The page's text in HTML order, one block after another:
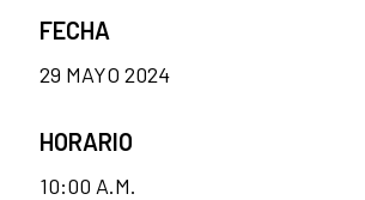
FECHA
29 MAYO 2024
HORARIO
10:00 A.M.